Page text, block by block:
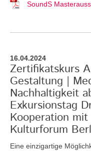
SoundS
16.04.2024
Zertifikatskurs
Gestaltung |
Nachhaltigkeit
Exkursionstag
Kooperation
Kulturforum
Eine einzigartige